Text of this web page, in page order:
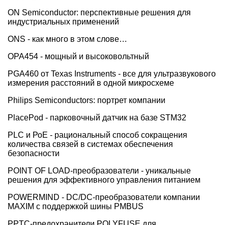
ON Semiconductor: перспективные решения для
индустриальных применений
ONS - как много в этом слове…
OPA454 - мощный и высоковольтный
PGA460 от Texas Instruments - все для ультразвукового
измерения расстояний в одной микросхеме
Philips Semiconductors: портрет компании
PlacePod - парковочный датчик на базе STM32
PLC и РоЕ - рациональный способ сокращения
количества связей в системах обеспечения
безопасности
POINT OF LOAD-преобразователи - уникальные
решения для эффективного управления питанием
POWERMIND - DC/DC-преобразователи компании
MAXIM с поддержкой шины PMBUS